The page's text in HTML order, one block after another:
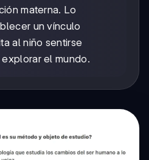
materna. Lo
un vínculo
al niño sentirse
el mundo.